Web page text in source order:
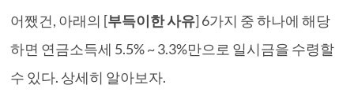
어쨌건, 아래의 [부득이한 사유] 6가지 중 하나에 해당
하면 연금소득세 5.5% ~ 3.3%만으로 일시금을 수령할
수 있다. 상세히 알아보자.